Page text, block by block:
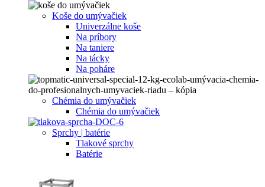
Koše do umývačiek
Univerzálne koše
Na príbory
Na taniere
Na tácky
Na poháre
Chémia do umývačiek
Chémia do umývačiek
Sprchy | batérie
Tlakové sprchy
Batérie